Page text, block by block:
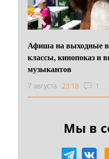
Афиша на выходные в
классы, кинопоказ и
музыкантов
7 августа 23:18 1
Мы в